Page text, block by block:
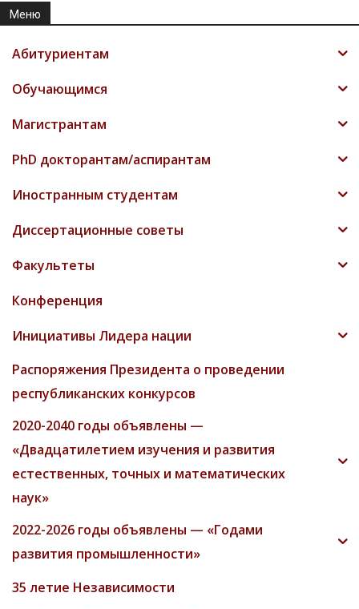
Меню
Абитуриентам
Обучающимся
Магистрантам
PhD докторантам/аспирантам
Иностранным студентам
Диссертационные советы
Факультеты
Конференция
Инициативы Лидера нации
Распоряжения Президента о проведении
республиканских конкурсов
2020-2040 годы объявлены —
«Двадцатилетием изучения и развития
естественных, точных и математических
наук»
2022-2026 годы объявлены — «Годами
развития промышленности»
35 летие Независимости